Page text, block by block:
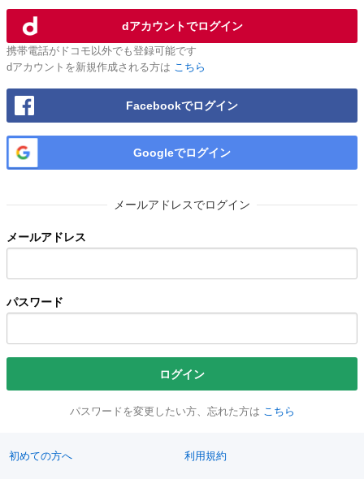
dアカウントでログイン
携帯電話がドコモ以外でも登録可能です
dアカウントを新規作成される方は こちら
Facebookでログイン
Googleでログイン
メールアドレスでログイン
メールアドレス
パスワード
ログイン
パスワードを変更したい方、忘れた方は こちら
初めての方へ 利用規約